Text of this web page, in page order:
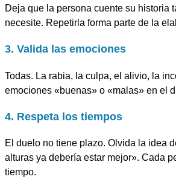
Deja que la persona cuente su historia
necesite. Repetirla forma parte de la
3. Valida las emociones
Todas. La rabia, la culpa, el alivio, la
emociones «buenas» o «malas» en el
4. Respeta los tiempos
El duelo no tiene plazo. Olvida la idea
alturas ya debería estar mejor». Cada
tiempo.